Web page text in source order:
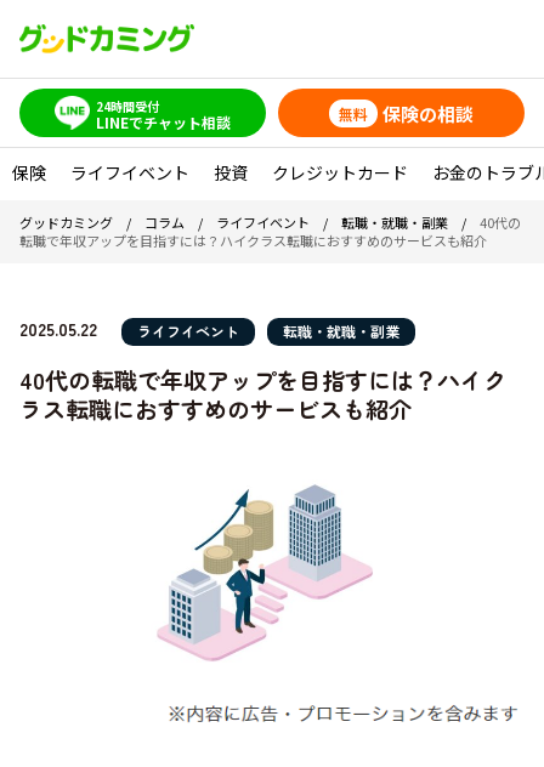
24時間受付
LINEでチャット相談 無料 保険の相談
保険 ライフイベント 投資 クレジットカード お金のトラブ
グッドカミング / コラム / ライフイベント / 転職・就職・副業 / 40代の
転職で年収アップを目指すには？ハイクラス転職におすすめのサービスも紹介
2025.05.22 ライフイベント 転職・就職・副業
40代の転職で年収アップを目指すには？ハイク
ラス転職におすすめのサービスも紹介